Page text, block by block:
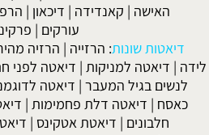
האישה | קאנדידה | דיכאון |
עורקים |
דיאטות שונות: הרזייה | הרזיה
לידה | דיאטה למניקות | דיאטה לפני
לנשים בגיל המעבר | דיאטה
כאסח | דיאטה דלת פחמימות |
חלבונים | דיאטת אטקינס |